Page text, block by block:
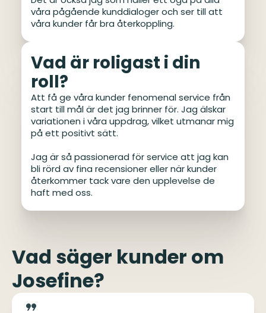
våra pågående kunddialoger och ser till att
våra kunder får bra återkoppling.
Vad är roligast i din
roll?
Att få ge våra kunder fenomenal service från
start till mål är det jag brinner för. Jag älskar
variationen i våra uppdrag, vilket utmanar mig
på ett positivt sätt.
Jag är så passionerad för service att jag kan
bli rörd av fina recensioner eller när kunder
återkommer tack vare den upplevelse de
haft med oss.
Vad säger kunder om
Josefine?